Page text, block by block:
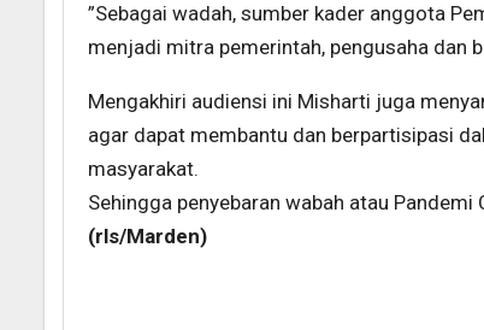
”Sebagai wadah, sumber kader anggota
menjadi mitra pemerintah, pengusaha dan
Mengakhiri audiensi ini Misharti juga
agar dapat membantu dan berpartisipasi
masyarakat.
Sehingga penyebaran wabah atau
(rls/Marden)